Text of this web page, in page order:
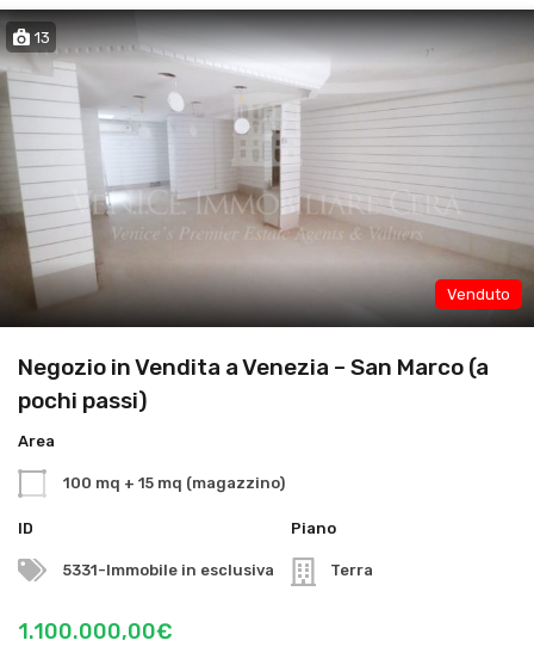
13
Venduto
Negozio in Vendita a Venezia – San Marco (a
pochi passi)
Area
100 mq + 15 mq (magazzino)
ID
5331-Immobile in esclusiva
Piano
Terra
1.100.000,00€